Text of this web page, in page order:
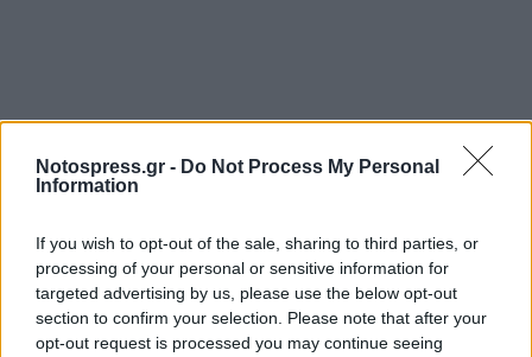
Notospress.gr - Do Not Process My Personal
Information
If you wish to opt-out of the sale, sharing to third parties, or
processing of your personal or sensitive information for
targeted advertising by us, please use the below opt-out
section to confirm your selection. Please note that after your
opt-out request is processed you may continue seeing
Σε αυτή την περίεργα εξελισσόμενη πορεία των
κρατήσουμε μια υπεύθυνη στάση. Σε μια
κοινωνία που αρνείται ή αδυνατεί να μεταφέρει
στις επόμενες γενεές τους άφθαρτους νόμους